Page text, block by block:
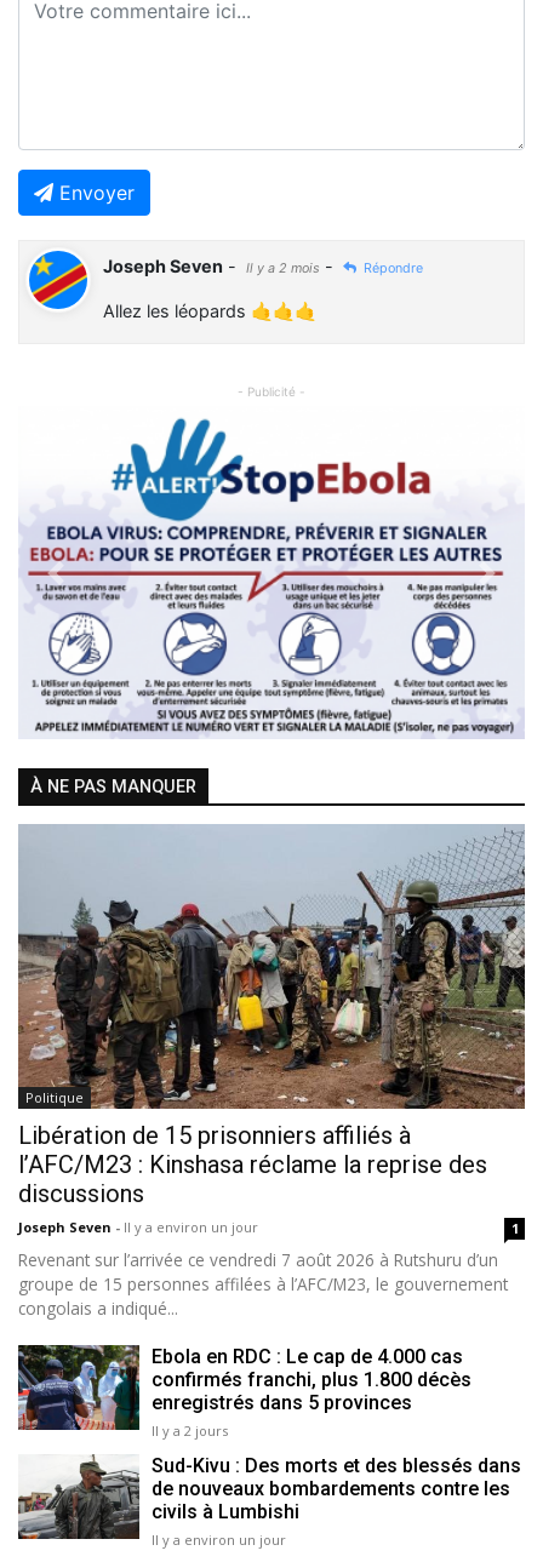
Envoyer
Joseph Seven - Il y a 2 mois - Répondre
Allez les léopards 🤙🤙🤙
- Publicité -
Previous Next
À NE PAS MANQUER
Politique
Libération de 15 prisonniers affiliés à
l’AFC/M23 : Kinshasa réclame la reprise des
discussions
Joseph Seven - Il y a environ un jour 1
Revenant sur l’arrivée ce vendredi 7 août 2026 à Rutshuru d’un
groupe de 15 personnes affilées à l’AFC/M23, le gouvernement
congolais a indiqué...
Ebola en RDC : Le cap de 4.000 cas
confirmés franchi, plus 1.800 décès
enregistrés dans 5 provinces
Il y a 2 jours
Sud-Kivu : Des morts et des blessés dans
de nouveaux bombardements contre les
civils à Lumbishi
Il y a environ un jour